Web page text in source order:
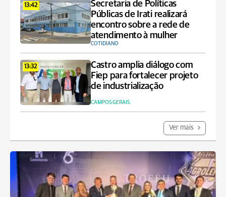
13:42
Secretaria de Políticas
Públicas de Irati realizará
encontro sobre a rede de
atendimento à mulher
COTIDIANO
13:32
Castro amplia diálogo com
Fiep para fortalecer projeto
de industrialização
CAMPOS GERAIS
Ver mais